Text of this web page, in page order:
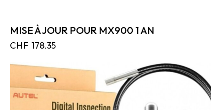
MISE À JOUR POUR MX900 1 AN
CHF 178.35